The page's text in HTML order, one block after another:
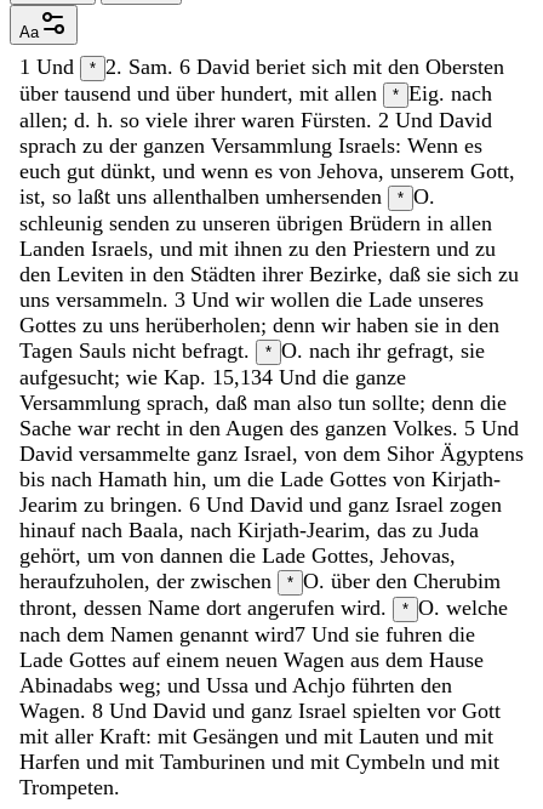
Aa
1 Und * 2. Sam. 6 David beriet sich mit den Obersten
über tausend und über hundert, mit allen * Eig. nach
allen; d. h. so viele ihrer waren Fürsten. 2 Und David
sprach zu der ganzen Versammlung Israels: Wenn es
euch gut dünkt, und wenn es von Jehova, unserem Gott,
ist, so laßt uns allenthalben umhersenden * O.
schleunig senden zu unseren übrigen Brüdern in allen
Landen Israels, und mit ihnen zu den Priestern und zu
den Leviten in den Städten ihrer Bezirke, daß sie sich zu
uns versammeln. 3 Und wir wollen die Lade unseres
Gottes zu uns herüberholen; denn wir haben sie in den
Tagen Sauls nicht befragt. * O. nach ihr gefragt, sie
aufgesucht; wie Kap. 15,134 Und die ganze
Versammlung sprach, daß man also tun sollte; denn die
Sache war recht in den Augen des ganzen Volkes. 5 Und
David versammelte ganz Israel, von dem Sihor Ägyptens
bis nach Hamath hin, um die Lade Gottes von Kirjath-
Jearim zu bringen. 6 Und David und ganz Israel zogen
hinauf nach Baala, nach Kirjath-Jearim, das zu Juda
gehört, um von dannen die Lade Gottes, Jehovas,
heraufzuholen, der zwischen * O. über den Cherubim
thront, dessen Name dort angerufen wird. * O. welche
nach dem Namen genannt wird7 Und sie fuhren die
Lade Gottes auf einem neuen Wagen aus dem Hause
Abinadabs weg; und Ussa und Achjo führten den
Wagen. 8 Und David und ganz Israel spielten vor Gott
mit aller Kraft: mit Gesängen und mit Lauten und mit
Harfen und mit Tamburinen und mit Cymbeln und mit
Trompeten.